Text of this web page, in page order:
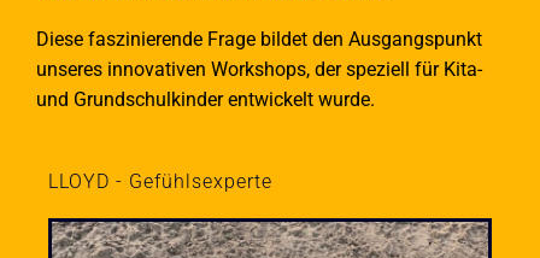
Diese faszinierende Frage bildet den Ausgangspunkt
unseres innovativen Workshops, der speziell für Kita-
und Grundschulkinder entwickelt wurde.
LLOYD - Gefühlsexperte